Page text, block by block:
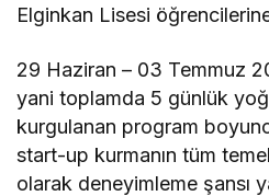
Elginkan Lisesi
29 Haziran – 03 Temmuz
yani toplamda 5 günlük
kurgulanan program
start-up kurmanın tüm
olarak deneyimleme şansı